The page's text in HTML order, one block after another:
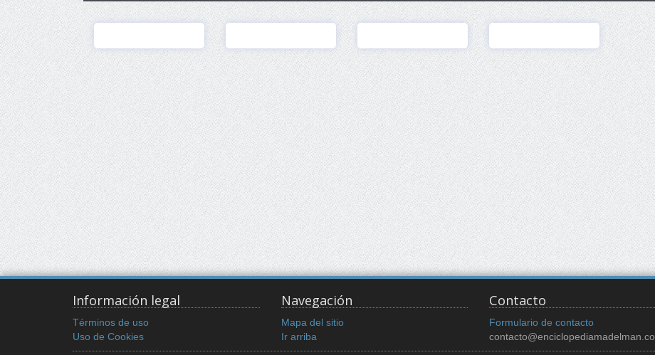
Ver
Ver
Ver
Ver
Información legal
Términos de uso
Uso de Cookies
Navegación
Mapa del sitio
Ir arriba
Contacto
Formulario de contacto